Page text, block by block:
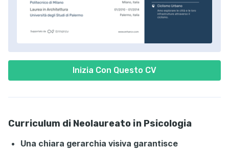
Inizia Con Questo CV
Curriculum di Neolaureato in Psicologia
Una chiara gerarchia visiva garantisce